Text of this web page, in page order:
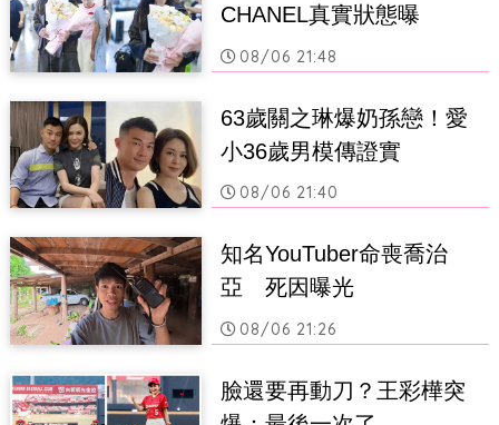
CHANEL真實狀態曝
08/06 21:48
63歲關之琳爆奶孫戀！愛
小36歲男模傳證實
08/06 21:40
知名YouTuber命喪喬治
亞　死因曝光
08/06 21:26
臉還要再動刀？王彩樺突